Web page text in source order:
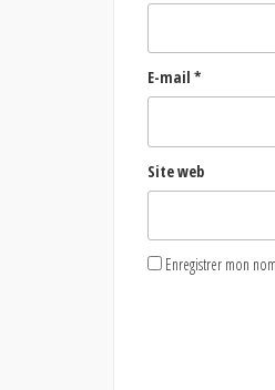
E-mail *
Site web
Enregistrer mon